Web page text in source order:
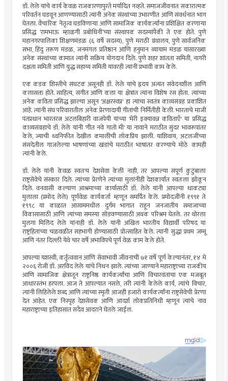
डॉ. लेले यांचे कार्य केवळ राजकारणापुरते मर्यादित नव्हते. समाजजीवनात सकारात्मक
परिवर्तन घडवून आणण्यासाठी त्यांनी अनेक संस्थांच्या उभारणीत आणि संवर्धनात भाग
घेतला. वैचारिक नेतृत्व घडविणाऱ्या आणि सामाजिक कार्यकर्त्यांना प्रशिक्षित करणाऱ्या
प्रसिद्ध ‘रामभाऊ म्हाळगी प्रबोधिनी’च्या संस्थापक सदस्यांपैकी ते एक होते. पुणे
महानगरपालिका शिक्षणमंडळ (६ वर्षे सदस्य), पुणे मराठी ग्रंथालय, पुणे सार्वजनिक
सभा, हिंदु तरूण मंडळ, जनमंगल प्रतिष्ठान आणि हनुमान व्यायाम मंडळ यांसारख्या
अनेक संस्थांच्या कामात त्यांनी सक्रिय योगदान दिले. पुणे शहर शांतता समिती, नागरी
दक्षता समिती आणि युद्ध सहाय्य समिती यांवरही त्यांनी प्रभावी काम केले.
एक कडक शिस्तीचे संघटक असूनही डॉ. लेले यांचे हृदय अत्यंत संवेदनशील आणि
कलासक्त होते. साहित्य, संगीत आणि कला या क्षेत्रांत त्यांना विशेष रस होता. त्यांच्या
अनेक कविता प्रसिद्ध झाल्या असून 'अक्षरस्वप्न' हा त्यांचा स्वतंत्र काव्यसंग्रह प्रकाशित
आहे. त्यांनी संघ परिवारातील अनेक प्रेरणादायी गीतांची निर्मितीही केली. भारताचे माजी
पंतप्रधान भारतरत्न अटलबिहारी वाजपेयी यांच्या 'मेरी इक्यावन्न कविताएँ' या प्रसिद्ध
काव्यसंग्रहाचे डॉ. लेले यांनी 'गीत नवे गातो मी' या नावाने मराठीत सुंदर भावरूपांतर
केले, ज्याची ध्वनिफीत देखील कमालीची लोकप्रिय झाली. याशिवाय, अटलजींच्या
संसदेतील गाजलेल्या भाषणांच्या खंडांचे मराठीत भाषांतर करण्याचे मोठे कामही
त्यांनी केले.
डॉ. लेले यांनी केवळ स्वतःच देशसेवा केली नाही, तर आपल्या संपूर्ण कुटुंबाला
राष्ट्रसेवेचे संस्कार दिले. त्यांच्या प्रेरणेने त्यांच्या मुलांनीही देशकार्यात स्वतःला झोकून
दिले. वनवासी कल्याण आश्रमाच्या कार्यासाठी डॉ. लेले यांनी आपल्या धाकट्या
मुलाला (प्रमोद लेले) पूर्णवेळ कार्यकर्ता म्हणून समर्पित केले. प्रमोदजींनी १९९१ ते
१९९८ या काळात आसाममधील दुर्गम भागात राहून जनजातीय समाजाच्या
विकासासाठी आणि त्यांच्या समस्या सोडवण्यासाठी अथक परिश्रम घेतले. तर थोरला
मुलगा मिलिंद लेले यांनाही डॉ. लेले यांनी अखिल भारतीय विद्यार्थी परिषद या
राष्ट्रहिताच्या चळवळीत सहभागी होण्यासाठी प्रोत्साहित केले. त्यांनी सुद्धा प्रथम जम्मू
आणि नंतर दिल्ली येथे चार वर्षे अभाविपचे पूर्ण वेळ काम केले होते.
आपल्या यशस्वी, कर्तृत्ववान आणि सेवाभावी जीवनाची ७१ वर्षे पूर्ण केल्यानंतर, १४ मे
२००६ रोजी डॉ. अरविंद लेले यांचे निधन झाले. त्यांच्या जाण्याने महाराष्ट्राच्या राजकीय
आणि सामाजिक क्षेत्रातून राष्ट्रनिष्ठ कार्यकर्त्यांचा आणि विचारवंतांचा एक मजबूत
आधारस्तंभ हरपला. आज ते आपल्यात नसले, तरी त्यांनी केलेले कार्य, त्यांचे विचार,
त्यांनी लिहिलेले शब्द आणि त्यांच्या स्मृती आजही हजारो कार्यकर्त्यांना राष्ट्रसेवेची प्रेरणा
देत आहेत. एक निस्पृह देशसेवक आणि आदर्श लोकप्रतिनिधी म्हणून त्यांचे नाव
महाराष्ट्राच्या इतिहासात सदैव आदराने घेतले जाईल.